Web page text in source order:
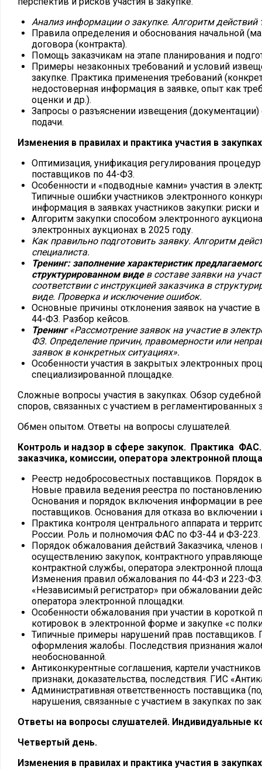
Анализ информации о закупке. Алгоритм действий
Правила определения и обоснования начальной
договора (контракта).
Помощь заказчикам на этапе планирования и
Примеры незаконных требований и условий
закупке. Практика применения требований
недостоверная информация в заявке, опыт как
оценки и др.).
Запросы о разъяснении извещения (документации)
подачи.
Изменения в правилах и практика участия в
Оптимизация, унификация регулирования
поставщиков по 44-ФЗ.
Особенности и «подводные камни» участия в
Типичные ошибки участников электронного
информация в заявках участников закупки: риски и
Алгоритм закупки способом электронного
электронных аукционах в 2025 году.
Как правильно подготовить заявку. Алгоритм
специалиста.
Тренинг: заполнение характеристик
структурированном видев составе заявки на
соответствии с инструкцией заказчика в
виде. Проверка и исключение ошибок.
Основные причины отклонения заявок на участие
44-ФЗ. Разбор кейсов.
Тренинг «Рассмотрение заявок на участие в
ФЗ. Определение причин, правомерности или
заявок в конкретных ситуациях».
Особенности участия в закрытых электронных
специализированной площадке.
Сложные вопросы участия в закупках. Обзор
споров, связанных с участием в регламентированных
Обмен опытом. Ответы на вопросы слушателей.
Контроль и надзор в сфере закупок. Практика
заказчика, комиссии, оператора электронной
Реестр недобросовестных поставщиков. Порядок
Новые правила ведения реестра по
Основания и порядок включения информации в
поставщиков. Основания для отказа во
Практика контроля центрального аппарата и
России. Роль и полномочия ФАС по ФЗ-44 и ФЗ-223.
Порядок обжалования действий Заказчика, членов
осуществлению закупок, контрактного
контрактной службы, оператора электронной
Изменения правил обжалования по 44-ФЗ и 223-
«Независимый регистратор» при обжаловании
оператора электронной площадки.
Особенности обжалования при участии в короткой
котировок в электронной форме и закупке «с
Типичные примеры нарушений прав поставщиков.
оформления жалобы. Последствия признания
необоснованной.
Антиконкурентные соглашения, картели
признаки, доказательства, последствия. ГИС
Административная ответственность поставщика
нарушения, связанные с участием в закупках по
Ответы на вопросы слушателей. Индивидуальные
Четвертый день.
Изменения в правилах и практика участия в